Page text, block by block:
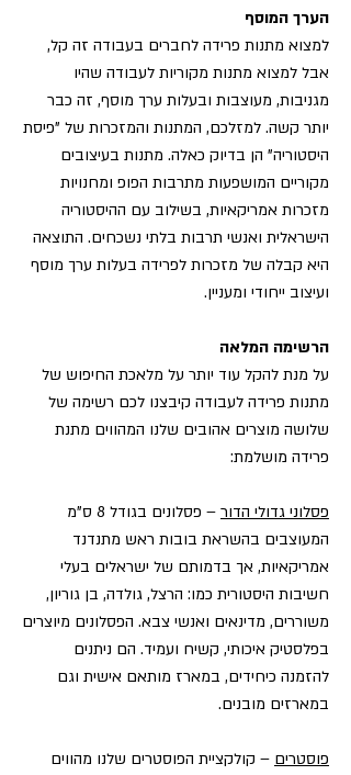
הערך המוסף
למצוא מתנות פרידה לחברים בעבודה זה קל,
אבל למצוא מתנות מקוריות לעבודה שהיו
מגניבות, מעוצבות ובעלות ערך מוסף, זה כבר
יותר קשה. למזלכם, המתנות והמזכרות של "פיסת
היסטוריה" הן בדיוק כאלה. מתנות בעיצובים
מקוריים המושפעות מתרבות הפופ ומחנויות
מזכרות אמריקאיות, בשילוב עם ההיסטוריה
הישראלית ואנשי תרבות בלתי נשכחים. התוצאה
היא קבלה של מזכרות לפרידה בעלות ערך מוסף
ועיצוב ייחודי ומעניין.
הרשימה המלאה
על מנת להקל עוד יותר על מלאכת החיפוש של
מתנות פרידה לעבודה קיבצנו לכם רשימה של
שלושה מוצרים אהובים שלנו המהווים מתנת
פרידה מושלמת:
פסלוני גדולי הדור
– פסלונים בגודל 8 ס"מ
המעוצבים בהשראת בובות ראש מתנדנד
אמריקאיות, אך בדמותם של ישראלים בעלי
חשיבות היסטורית כמו: הרצל, גולדה, בן גוריון,
משוררים, מדינאים ואנשי צבא. הפסלונים מיוצרים
בפלסטיק איכותי, קשיח ועמיד. הם ניתנים
להזמנה כיחידים, במארז מותאם אישית וגם
במארזים מובנים.
פוסטרים – קולקציית הפוסטרים שלנו מהווים